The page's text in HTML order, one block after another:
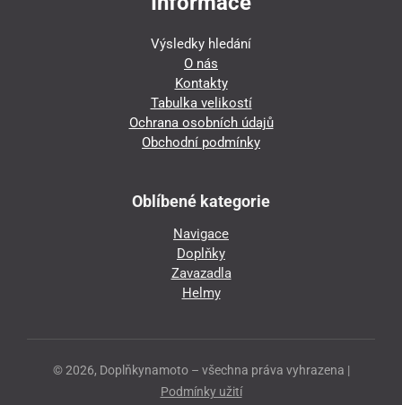
Výsledky hledání
O nás
Kontakty
Tabulka velikostí
Ochrana osobních údajů
Obchodní podmínky
Oblíbené kategorie
Navigace
Doplňky
Zavazadla
Helmy
© 2026, Doplňkynamoto – všechna práva vyhrazena |
Podmínky užití